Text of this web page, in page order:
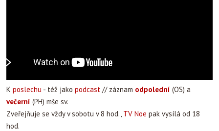
K poslechu - též jako podcast // záznam odpolední (OS) a
večerní (PH) mše sv.
Zveřejňuje se vždy v sobotu v 8 hod., TV Noe pak vysílá od 18
hod.